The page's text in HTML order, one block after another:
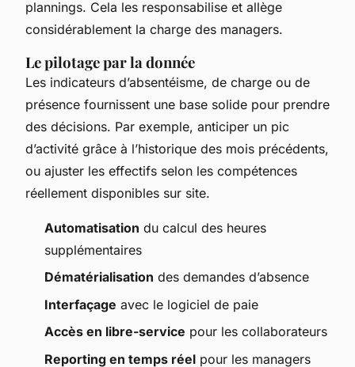
plannings. Cela les responsabilise et allège
considérablement la charge des managers.
Le pilotage par la donnée
Les indicateurs d’absentéisme, de charge ou de
présence fournissent une base solide pour prendre
des décisions. Par exemple, anticiper un pic
d’activité grâce à l’historique des mois précédents,
ou ajuster les effectifs selon les compétences
réellement disponibles sur site.
Automatisation du calcul des heures
supplémentaires
Dématérialisation des demandes d’absence
Interfaçage avec le logiciel de paie
Accès en libre-service pour les collaborateurs
Reporting en temps réel pour les managers